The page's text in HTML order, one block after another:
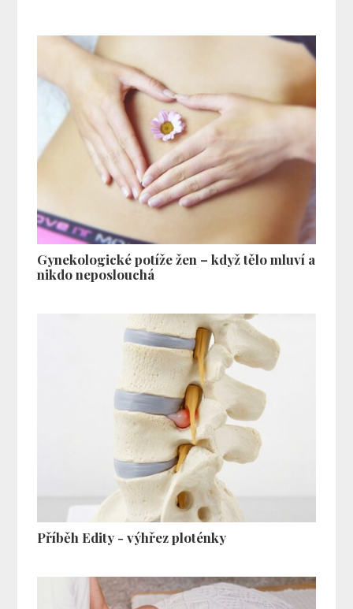
Gynekologické potíže žen – když tělo mluví a
nikdo neposlouchá
Příběh Edity - výhřez ploténky